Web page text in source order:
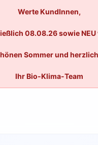
Werte KundInnen,
08.08.26 sowie
Sommer und
Ihr Bio-Klima-Team